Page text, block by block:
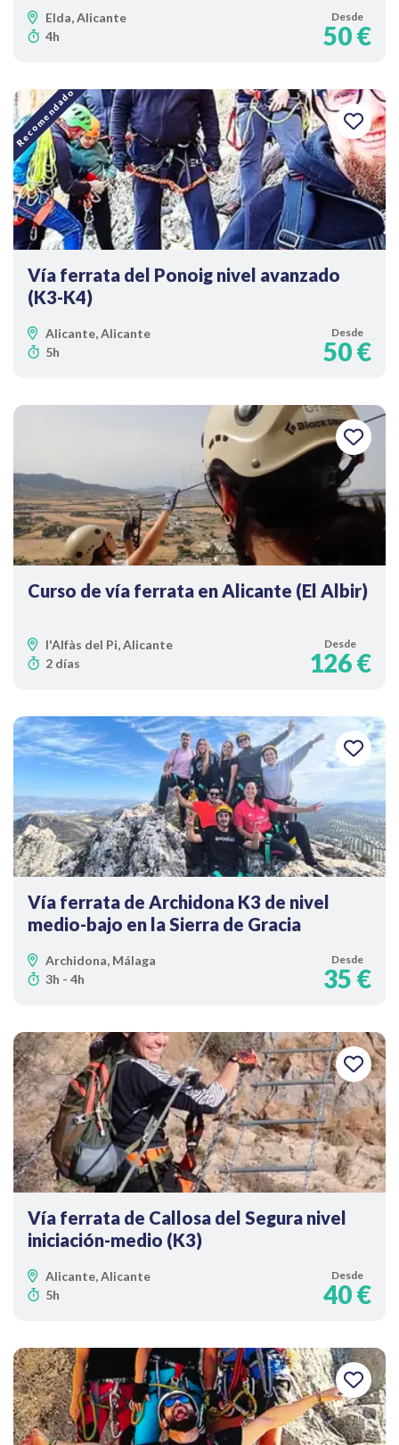
Elda, Alicante
4h
Desde
50 €
Recomendado
Vía ferrata del Ponoig nivel avanzado
(K3-K4)
Alicante, Alicante
5h
Desde
50 €
Curso de vía ferrata en Alicante (El Albir)
l'Alfàs del Pi, Alicante
2 días
Desde
126 €
Vía ferrata de Archidona K3 de nivel
medio-bajo en la Sierra de Gracia
Archidona, Málaga
3h - 4h
Desde
35 €
Vía ferrata de Callosa del Segura nivel
iniciación-medio (K3)
Alicante, Alicante
5h
Desde
40 €